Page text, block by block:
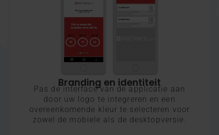
Branding en identiteit​
Pas de interface van de applicatie aan
door uw logo te integreren en een
overeenkomende kleur te selecteren voor
zowel de mobiele als de desktopversie.